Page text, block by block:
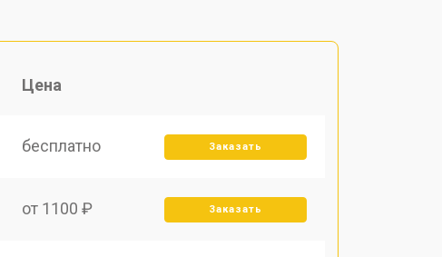
Цена
бесплатно Заказать
от 1100 ₽ Заказать